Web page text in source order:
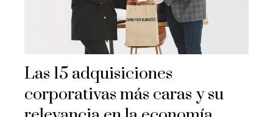
Las 15 adquisiciones
corporativas más caras y su